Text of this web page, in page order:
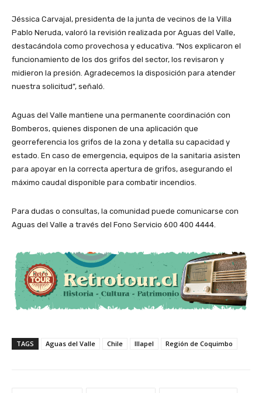
Jéssica Carvajal, presidenta de la junta de vecinos de la Villa
Pablo Neruda, valoró la revisión realizada por Aguas del Valle,
destacándola como provechosa y educativa. “Nos explicaron el
funcionamiento de los dos grifos del sector, los revisaron y
midieron la presión. Agradecemos la disposición para atender
nuestra solicitud”, señaló.
Aguas del Valle mantiene una permanente coordinación con
Bomberos, quienes disponen de una aplicación que
georreferencia los grifos de la zona y detalla su capacidad y
estado. En caso de emergencia, equipos de la sanitaria asisten
para apoyar en la correcta apertura de grifos, asegurando el
máximo caudal disponible para combatir incendios.
Para dudas o consultas, la comunidad puede comunicarse con
Aguas del Valle a través del Fono Servicio 600 400 4444.
TAGS Aguas del Valle Chile Illapel Región de Coquimbo